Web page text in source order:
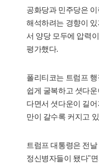
공화당과 민주당은
해석하려는 경향이
서 양당 모두에 압력
평가했다.
폴리티코는 트럼프
쉽게 굴복하고 셧다
다면서 셧다운이 길
만이 갈수록 커지고
트럼프 대통령은 전
정신병자들이 됐다"